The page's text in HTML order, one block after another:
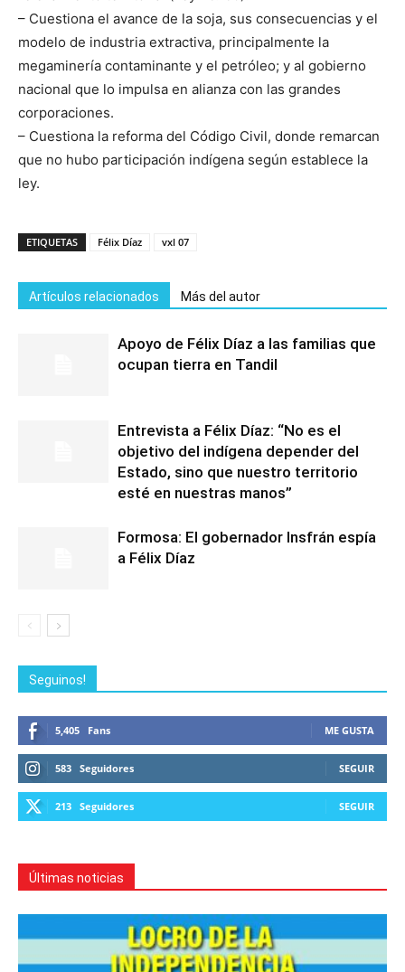
– Cuestiona el avance de la soja, sus consecuencias y el
modelo de industria extractiva, principalmente la
megaminería contaminante y el petróleo; y al gobierno
nacional que lo impulsa en alianza con las grandes
corporaciones.
– Cuestiona la reforma del Código Civil, donde remarcan
que no hubo participación indígena según establece la
ley.
ETIQUETAS Félix Díaz vxl 07
Artículos relacionados Más del autor
Apoyo de Félix Díaz a las familias que
ocupan tierra en Tandil
Entrevista a Félix Díaz: “No es el
objetivo del indígena depender del
Estado, sino que nuestro territorio
esté en nuestras manos”
Formosa: El gobernador Insfrán espía
a Félix Díaz
Seguinos!
5,405 Fans ME GUSTA
583 Seguidores SEGUIR
213 Seguidores SEGUIR
Últimas noticias